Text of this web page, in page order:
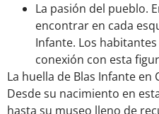
La pasión del pueblo.
encontrar en cada
Infante. Los
conexión con esta
La huella de Blas Infante en
Desde su nacimiento en
hasta su museo lleno de